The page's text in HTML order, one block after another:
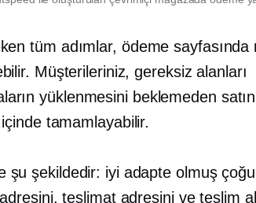
tüm adımlar, ödeme sayfasında
Müşterileriniz, gereksiz alanları
yüklenmesini beklemeden
tamamlayabilir.
şu şekildedir: iyi adapte olmuşçoğu
teslimat adresini ve teslim